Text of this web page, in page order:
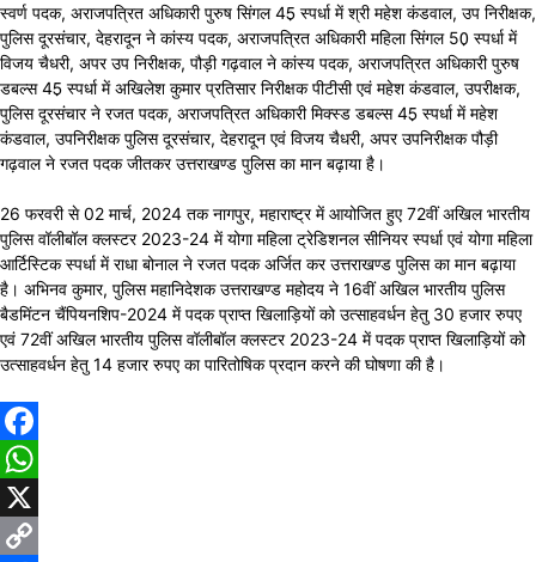
स्वर्ण पदक, अराजपत्रित अधिकारी पुरुष सिंगल 45़ स्पर्धा में श्री महेश कंडवाल, उप निरीक्षक,
पुलिस दूरसंचार, देहरादून ने कांस्य पदक, अराजपत्रित अधिकारी महिला सिंगल 50़ स्पर्धा में
विजय चैधरी, अपर उप निरीक्षक, पौड़ी गढ़वाल ने कांस्य पदक, अराजपत्रित अधिकारी पुरुष
डबल्स 45़ स्पर्धा में अखिलेश कुमार प्रतिसार निरीक्षक पीटीसी एवं महेश कंडवाल, उपरीक्षक,
पुलिस दूरसंचार ने रजत पदक, अराजपत्रित अधिकारी मिक्स्ड डबल्स 45़ स्पर्धा में महेश
कंडवाल, उपनिरीक्षक पुलिस दूरसंचार, देहरादून एवं विजय चैधरी, अपर उपनिरीक्षक पौड़ी
गढ़वाल ने रजत पदक जीतकर उत्तराखण्ड पुलिस का मान बढ़ाया है।
26 फरवरी से 02 मार्च, 2024 तक नागपुर, महाराष्ट्र में आयोजित हुए 72वीं अखिल भारतीय
पुलिस वॉलीबॉल क्लस्टर 2023-24 में योगा महिला ट्रेडिशनल सीनियर स्पर्धा एवं योगा महिला
आर्टिस्टिक स्पर्धा में राधा बोनाल ने रजत पदक अर्जित कर उत्तराखण्ड पुलिस का मान बढ़ाया
है। अभिनव कुमार, पुलिस महानिदेशक उत्तराखण्ड महोदय ने 16वीं अखिल भारतीय पुलिस
बैडमिंटन चैंपियनशिप-2024 में पदक प्राप्त खिलाड़ियों को उत्साहवर्धन हेतु 30 हजार रुपए
एवं 72वीं अखिल भारतीय पुलिस वॉलीबॉल क्लस्टर 2023-24 में पदक प्राप्त खिलाड़ियों को
उत्साहवर्धन हेतु 14 हजार रुपए का पारितोषिक प्रदान करने की घोषणा की है।
Facebook
WhatsApp
X